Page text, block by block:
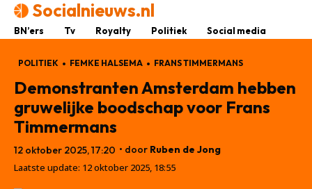
Socialnieuws.nl
BN’ers Tv Royalty Politiek Social media
POLITIEK FEMKE HALSEMA FRANS TIMMERMANS
Demonstranten Amsterdam hebben
gruwelijke boodschap voor Frans
Timmermans
12 oktober 2025, 17:20 • door Ruben de Jong
Laatste update: 12 oktober 2025, 18:55